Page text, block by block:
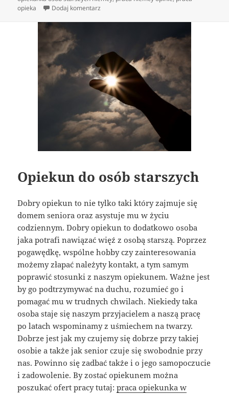
opieka
Dodaj komentarz
Opiekun do osób starszych
Dobry opiekun to nie tylko taki który zajmuje się
domem seniora oraz asystuje mu w życiu
codziennym. Dobry opiekun to dodatkowo osoba
jaka potrafi nawiązać więź z osobą starszą. Poprzez
pogawędkę, wspólne hobby czy zainteresowania
możemy złapać należyty kontakt, a tym samym
poprawić stosunki z naszym opiekunem. Ważne jest
by go podtrzymywać na duchu, rozumieć go i
pomagać mu w trudnych chwilach. Niekiedy taka
osoba staje się naszym przyjacielem a naszą pracę
po latach wspominamy z uśmiechem na twarzy.
Dobrze jest jak my czujemy się dobrze przy takiej
osobie a także jak senior czuje się swobodnie przy
nas. Powinno się zadbać także i o jego samopoczucie
i zadowolenie. By zostać opiekunem można
poszukać ofert pracy tutaj:praca opiekunka w